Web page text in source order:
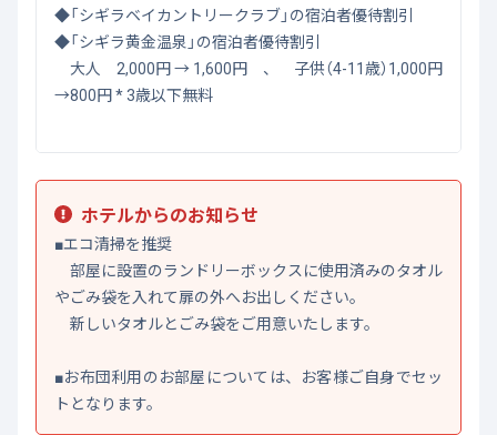
◆「シギラベイカントリークラブ」の宿泊者優待割引
◆「シギラ黄金温泉」の宿泊者優待割引
大人 2,000円 → 1,600円 、 子供（4-11歳）1,000円
→800円 * 3歳以下無料
ホテルからのお知らせ
■エコ清掃を推奨
部屋に設置のランドリーボックスに使用済みのタオル
やごみ袋を入れて扉の外へお出しください。
新しいタオルとごみ袋をご用意いたします。
■お布団利用のお部屋については、お客様ご自身でセッ
トとなります。